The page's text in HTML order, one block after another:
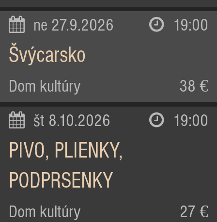
ne 27.9.2026 19:00
Švýcarsko
Dom kultúry 38 €
št 8.10.2026 19:00
PIVO, PLIENKY,
PODPRSENKY
Dom kultúry 27 €